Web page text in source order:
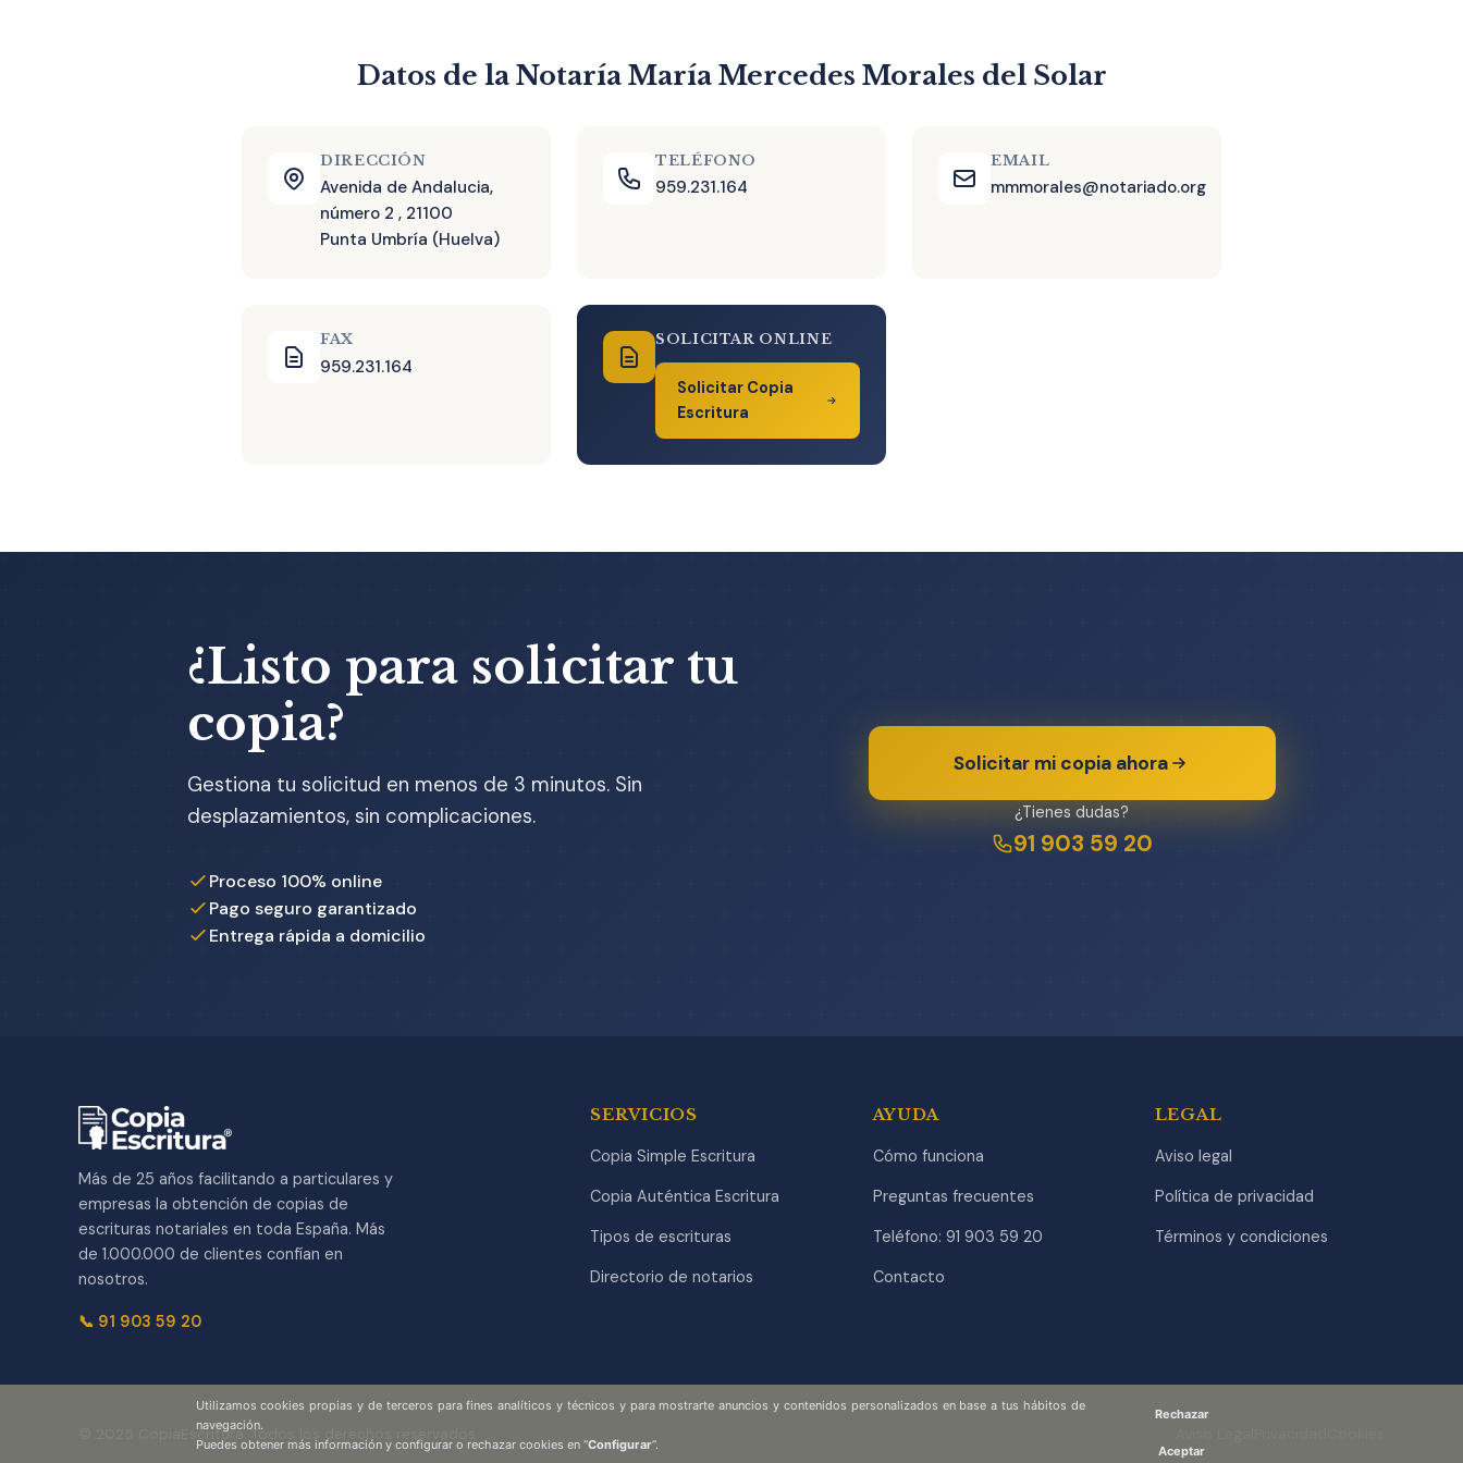
Utilizamos cookies propias y de terceros para fines analíticos y técnicos y para mostrarte anuncios y contenidos personalizados en base a tus hábitos de
navegación.
Puedes obtener más información y configurar o rechazar cookies en “Configurar”.
Rechazar
Aceptar
Datos de la Notaría María Mercedes Morales del Solar
DIRECCIÓN
Avenida de Andalucia,
número 2 , 21100
Punta Umbría (Huelva)
TELÉFONO
959.231.164
EMAIL
mmmorales@notariado.org
FAX
959.231.164
SOLICITAR ONLINE
Solicitar Copia
Escritura
¿Listo para solicitar tu
copia?
Gestiona tu solicitud en menos de 3 minutos. Sin
desplazamientos, sin complicaciones.
Proceso 100% online
Pago seguro garantizado
Entrega rápida a domicilio
Solicitar mi copia ahora
¿Tienes dudas?
91 903 59 20
Más de 25 años facilitando a particulares y
empresas la obtención de copias de
escrituras notariales en toda España. Más
de 1.000.000 de clientes confían en
nosotros.
📞 91 903 59 20
SERVICIOS
Copia Simple Escritura
Copia Auténtica Escritura
Tipos de escrituras
Directorio de notarios
AYUDA
Cómo funciona
Preguntas frecuentes
Teléfono: 91 903 59 20
Contacto
LEGAL
Aviso legal
Política de privacidad
Términos y condiciones
© 2025 CopiaEscritura. Todos los derechos reservados.